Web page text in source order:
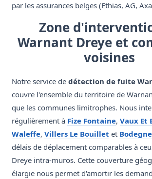
par les assurances belges (Ethias, AG,
Zone
Warnant Dreye et
voisines
Notre service de détection de fuite
couvre l'ensemble du territoire de
que les communes limitrophes. Nous
régulièrement à Fize Fontaine, Vaux Et
Waleffe, Villers Le Bouillet et
délais de déplacement comparables à
Dreye intra-muros. Cette couverture
élargie nous permet d'amortir les